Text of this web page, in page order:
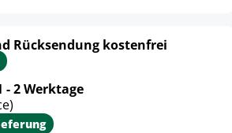
Rücksendung kostenfrei
- 2 Werktage